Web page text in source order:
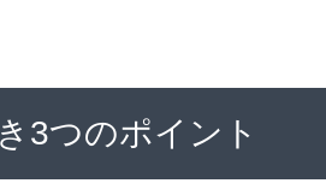
3つのポイント